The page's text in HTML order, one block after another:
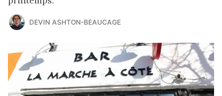
DEVIN ASHTON-BEAUCAGE